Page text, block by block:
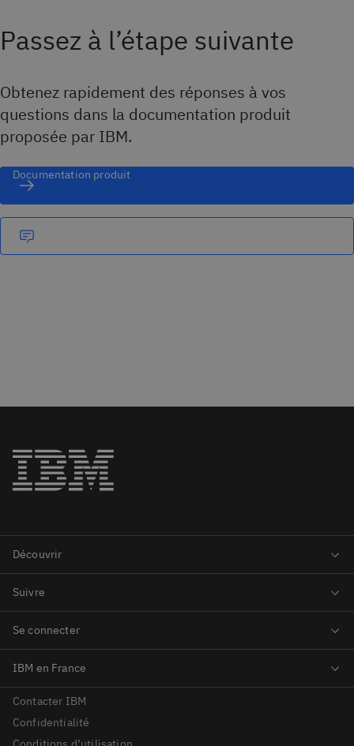
Passez à l’étape suivante
Obtenez rapidement des réponses à vos
questions dans la documentation produit
proposée par IBM.
Documentation produit
Contacter IBM
Confidentialité